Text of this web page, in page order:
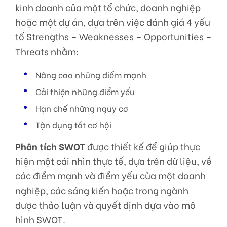
kinh doanh của một tổ chức, doanh nghiệp
hoặc một dự án, dựa trên việc đánh giá 4 yếu
tố Strengths – Weaknesses – Opportunities –
Threats nhằm:
Nâng cao những điểm mạnh
Cải thiện những điểm yếu
Hạn chế những nguy cơ
Tận dụng tốt cơ hội
Phân tích SWOT được thiết kế để giúp thực
hiện một cái nhìn thực tế, dựa trên dữ liệu, về
các điểm mạnh và điểm yếu của một doanh
nghiệp, các sáng kiến hoặc trong ngành
được thảo luận và quyết định dựa vào mô
hình SWOT.